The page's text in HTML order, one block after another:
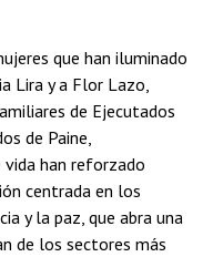
que han iluminado
Lira y a Flor Lazo,
de Ejecutados
de Paine,
han reforzado
centrada en los
y la paz, que abra una
de los sectores más